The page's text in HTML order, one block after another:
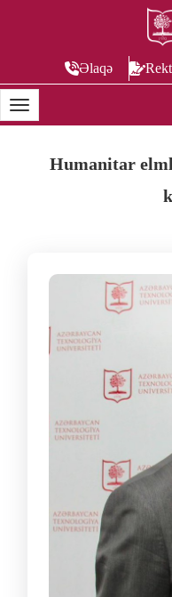
Əlaqə
Humanitar